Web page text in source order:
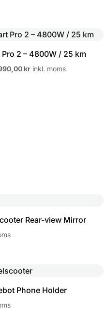
2 – 4800W / 25 km
krDet
inkl. moms
Rear-view Mirror
Phone Holder